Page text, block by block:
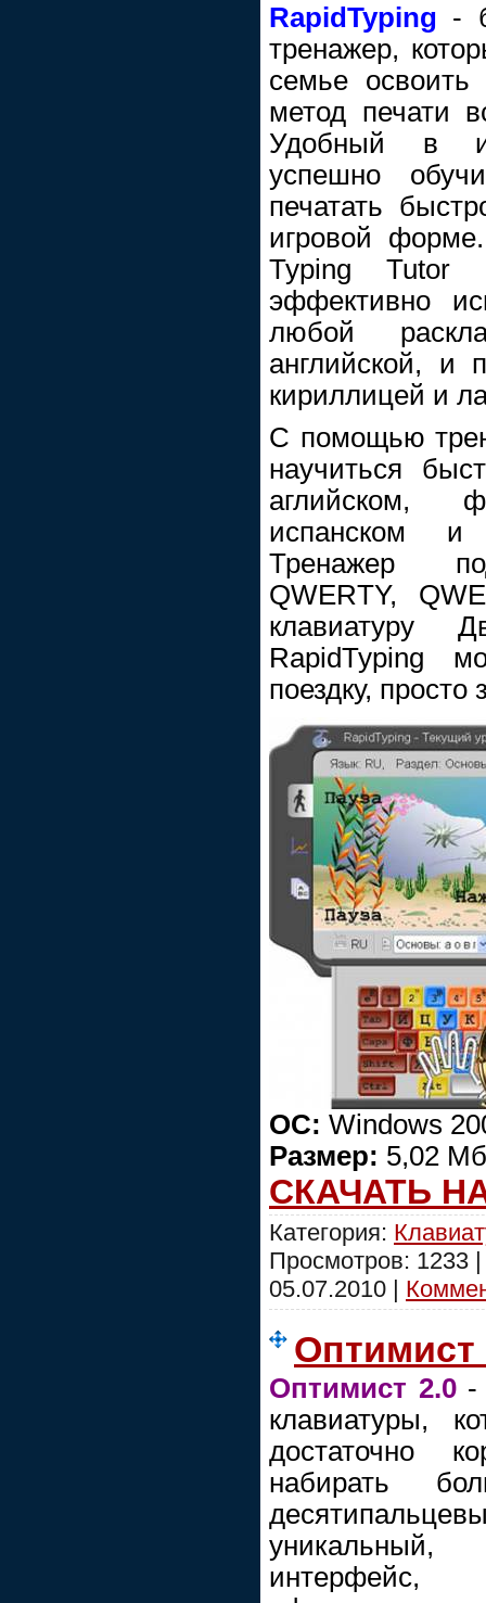
RapidTyping -
тренажер,
семье освоить
метод печати
Удобный в
успешно
печатать
игровой
Typing Tutor
эффективно
любой
английской, и
кириллицей и
С помощью
научиться
аглийском,
испанском и
Тренажер
QWERTY,
клавиатуру
RapidTyping
поездку,
ОС: Windows
Размер: 5,02
СКАЧАТЬ
Категория:
Просмотров: 1233
05.07.2010 |
Оптимист
Оптимист 2.0-
клавиатуры,
достаточно
набирать
уникальный,
интерфейс,